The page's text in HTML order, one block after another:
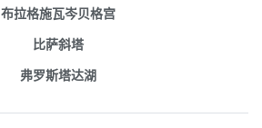
布拉格施瓦岑贝格宫
比萨斜塔
弗罗斯塔达湖